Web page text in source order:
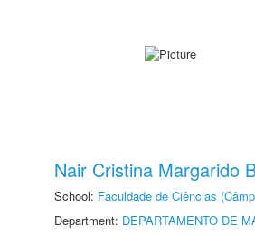
Nair Cristina Margarido
School: Faculdade de Ciências
Department: DEPARTAMENTO DE